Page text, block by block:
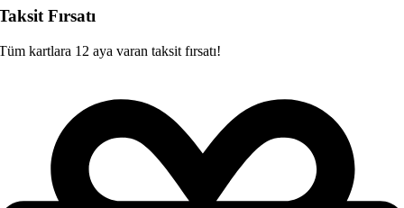
Fırsatı
kartlara 12 aya varan taksit fırsatı!